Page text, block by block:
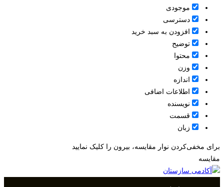
موجودی
دسترسی
افزودن به سبد خرید
توضیح
محتوا
وزن
اندازه
اطلاعات اضافی
نویسنده
قسمت
زبان
برای مخفی‌کردن نوار مقایسه، بیرون را کلیک نمایید
مقایسه